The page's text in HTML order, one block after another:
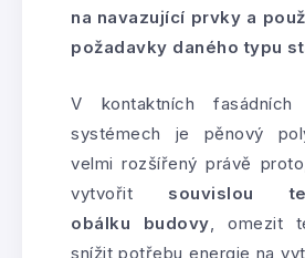
na navazující prvky a
požadavky daného typu
V kontaktních fasádních
systémech je pěnový
velmi rozšířený právě
vytvořit souvislou
obálku budovy, omezit
snížit potřebu energie na